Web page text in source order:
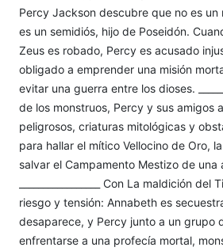
Percy Jackson descubre que no es un
es un semidiós, hijo de Poseidón.
Zeus es robado, Percy es acusado
obligado a emprender una misión
evitar una guerra entre los dioses.
de los monstruos, Percy y sus amigos
peligrosos, criaturas mitológicas y
para hallar el mítico Vellocino de Oro,
salvar el Campamento Mestizo de una
_________________ Con La maldición
riesgo y tensión: Annabeth es
desaparece, y Percy junto a un grupo
enfrentarse a una profecía mortal,